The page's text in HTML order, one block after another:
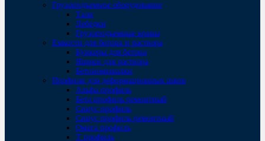
Грузоподъемное оборудование
Тали
Лебедки
Грузоподъемные краны
Емкости для бетона и раствора
Бункеры для бетона
Ящики для раствора
Бетономешалки
Профили для деформационных швов
Альфа профиль
Бета профиль ремонтный
Синус профиль
Синус профиль ремонтный
Омега профиль
Т профиль